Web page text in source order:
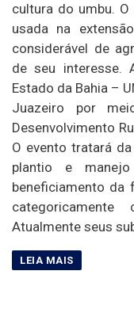
cultura do umbu.
usada na
considerável de
de seu interesse.
Estado da Bahia –
Juazeiro por
Desenvolvimento
O evento tratará
plantio e
beneficiamento da
categoricamente
Atualmente seus